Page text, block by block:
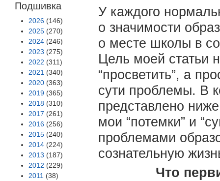
Подшивка
2026 (146)
2025 (270)
2024 (246)
2023 (275)
2022 (311)
2021 (340)
2020 (363)
2019 (365)
2018 (310)
2017 (261)
2016 (256)
2015 (240)
2014 (224)
2013 (187)
2012 (229)
2011 (38)
У каждого
о значимости
о месте школы в
Цель моей статьи
“просветить”, а
сути проблемы. В
представлено
мои “потемки” и
проблемами
сознательную
Что